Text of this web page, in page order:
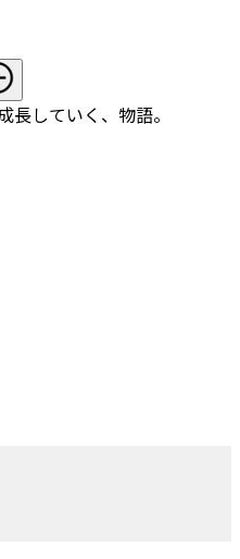
長していく、物語。